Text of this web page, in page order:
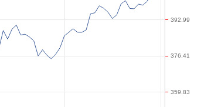
359.83
376.41
392.99